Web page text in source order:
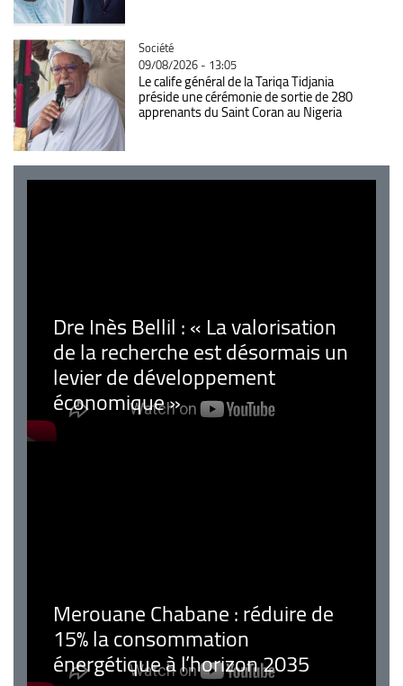
Catégorie
Société
09/08/2026 - 13:05
Le calife général de la Tariqa Tidjania
préside une cérémonie de sortie de 280
apprenants du Saint Coran au Nigeria
Dre Inès Bellil : « La valorisation
de la recherche est désormais un
levier de développement
économique »
Merouane Chabane : réduire de
15% la consommation
énergétique à l’horizon 2035